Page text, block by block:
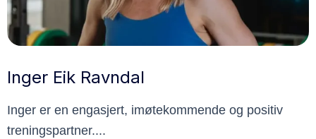
Inger Eik Ravndal
Inger er en engasjert, imøtekommende og positiv
treningspartner....